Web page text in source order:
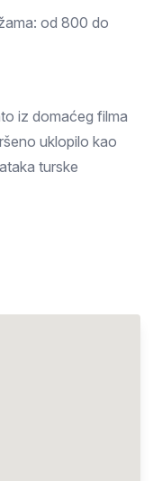
od 800 do
iz domaćeg filma
uklopilo kao
turske